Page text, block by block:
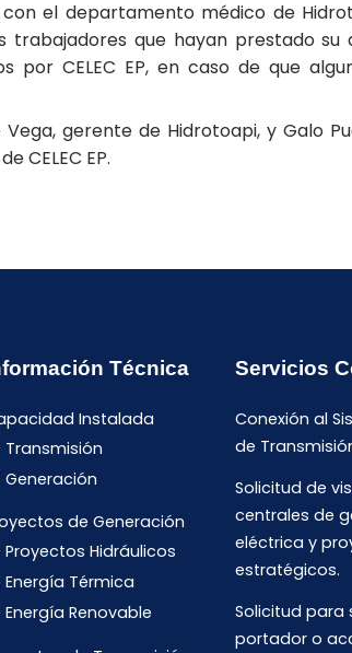
el departamento médico de
que hayan prestado
por CELEC EP, en caso de que
gerente de Hidrotoapi, y Galo
CELEC EP.
Técnica
Instalada
Transmisión
Generación
de Generación
Proyectos Hidráulicos
Energía Térmica
Energía Renovable
Servicios
Conexión al
de
Solicitud de
centrales de
eléctrica y
estratégicos.
Solicitud para
portador o